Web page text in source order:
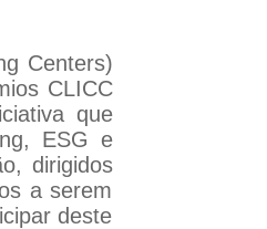
Centers)
CLICC
que
ESG e
dirigidos
a serem
deste